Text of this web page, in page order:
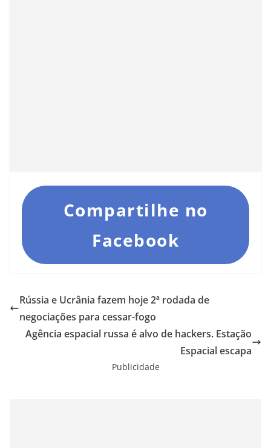
Compartilhe no
Facebook
Rússia e Ucrânia fazem hoje 2ª rodada de
negociações para cessar-fogo
Agência espacial russa é alvo de hackers. Estação
Espacial escapa
Publicidade